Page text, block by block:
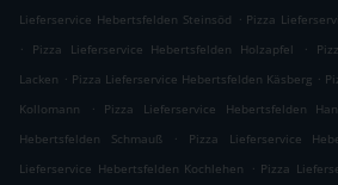
Lieferservice Hebertsfelden Steinsöd . Pizza
.
Pizza Lieferservice Hebertsfelden Holzapfel .
Lacken . Pizza Lieferservice Hebertsfelden Käsberg .
Kollomann
. Pizza Lieferservice Hebertsfelden
Hebertsfelden Schmauß
. Pizza Lieferservice
Lieferservice Hebertsfelden Kochlehen
. Pizza